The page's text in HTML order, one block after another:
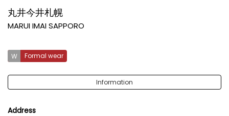
丸井今井札幌
MARUI IMAI SAPPORO
Formal wear
Information
Address